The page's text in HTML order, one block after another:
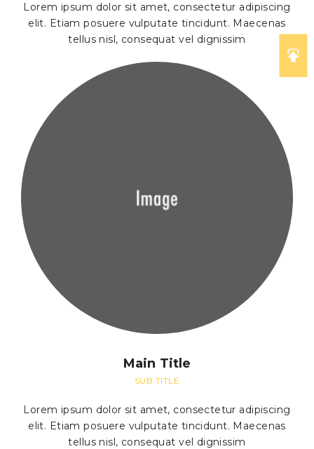
Lorem ipsum dolor sit amet, consectetur adipiscing
elit. Etiam posuere vulputate tincidunt. Maecenas
tellus nisl, consequat vel dignissim
Main Title
SUB TITLE
Lorem ipsum dolor sit amet, consectetur adipiscing
elit. Etiam posuere vulputate tincidunt. Maecenas
tellus nisl, consequat vel dignissim